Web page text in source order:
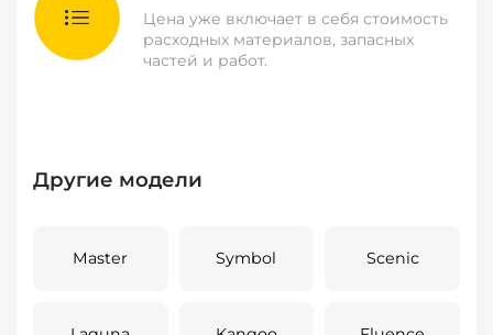
Цена уже включает в себя стоимость
расходных материалов, запасных
частей и работ.
Другие модели
Master Symbol Scenic